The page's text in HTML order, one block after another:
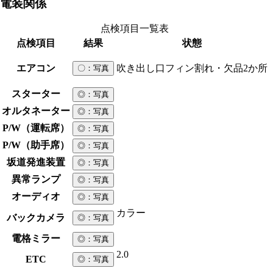
電装関係
点検項目一覧表
点検項目
結果 状態
エアコン 〇 ：写真 吹き出し口フィン割れ・欠品2か所
スターター ◎ ：写真
オルタネーター ◎ ：写真
P/W（運転席） ◎ ：写真
P/W（助手席） ◎ ：写真
坂道発進装置 ◎ ：写真
異常ランプ ◎ ：写真
オーディオ ◎ ：写真
バックカメラ ◎ ：写真 カラー
電格ミラー ◎ ：写真
ETC ◎ ：写真 2.0